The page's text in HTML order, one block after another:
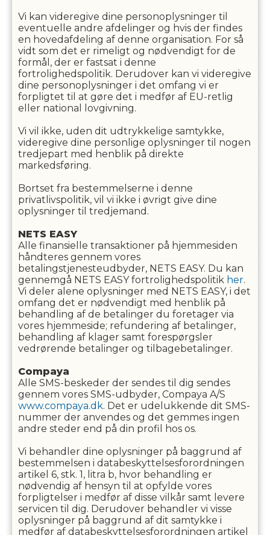
Vi kan videregive dine personoplysninger til
eventuelle andre afdelinger og hvis der findes
en hovedafdeling af denne organisation. For så
vidt som det er rimeligt og nødvendigt for de
formål, der er fastsat i denne
fortrolighedspolitik. Derudover kan vi videregive
dine personoplysninger i det omfang vi er
forpligtet til at gøre det i medfør af EU-retlig
eller national lovgivning.
Vi vil ikke, uden dit udtrykkelige samtykke,
videregive dine personlige oplysninger til nogen
tredjepart med henblik på direkte
markedsføring.
Bortset fra bestemmelserne i denne
privatlivspolitik, vil vi ikke i øvrigt give dine
oplysninger til tredjemand.
NETS EASY
Alle finansielle transaktioner på hjemmesiden
håndteres gennem vores
betalingstjenesteudbyder, NETS EASY. Du kan
gennemgå NETS EASY fortrolighedspolitik her.
Vi deler alene oplysninger med NETS EASY, i det
omfang det er nødvendigt med henblik på
behandling af de betalinger du foretager via
vores hjemmeside; refundering af betalinger,
behandling af klager samt forespørgsler
vedrørende betalinger og tilbagebetalinger.
Compaya
Alle SMS-beskeder der sendes til dig sendes
gennem vores SMS-udbyder, Compaya A/S
www.compaya.dk. Det er udelukkende dit SMS-
nummer der anvendes og det gemmes ingen
andre steder end på din profil hos os.
Vi behandler dine oplysninger på baggrund af
bestemmelsen i databeskyttelsesforordningen
artikel 6, stk. 1, litra b, hvor behandling er
nødvendig af hensyn til at opfylde vores
forpligtelser i medfør af disse vilkår samt levere
servicen til dig. Derudover behandler vi visse
oplysninger på baggrund af dit samtykke i
medfør af databeskyttelsesforordningen artikel